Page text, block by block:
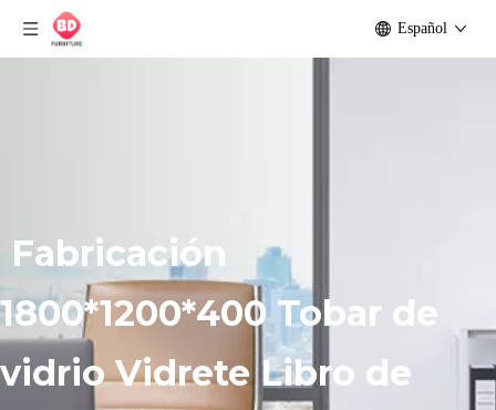
Español
Fabricación
1800*1200*400 Tobar de
vidrio Vidrete Libro de